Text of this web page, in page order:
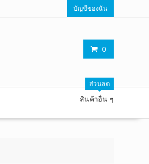
บัญชีของฉัน
0
ส่วนลด
สินค้าอื่น ๆ